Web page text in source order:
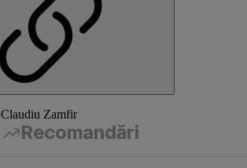
Claudiu Zamfir
Recomandări